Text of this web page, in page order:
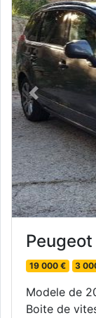
Previous
19 000 € 3
Modele de
Boite de